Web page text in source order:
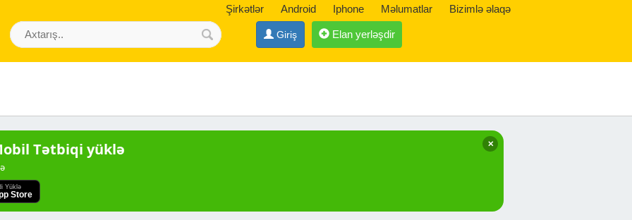
Şirkətlər Android Iphone Məlumatlar Bizimlə əlaqə
Giriş Elan yerləşdir
✕
Tətbiqi yüklə
Yüklə
Store